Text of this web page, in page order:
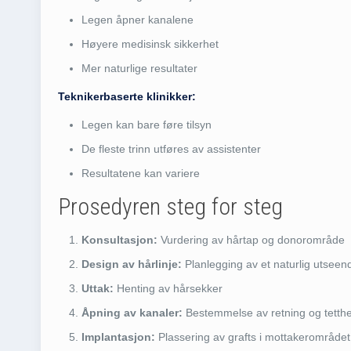
Legen åpner kanalene
Høyere medisinsk sikkerhet
Mer naturlige resultater
Teknikerbaserte klinikker:
Legen kan bare føre tilsyn
De fleste trinn utføres av assistenter
Resultatene kan variere
Prosedyren steg for steg
Konsultasjon: Vurdering av hårtap og donorområde
Design av hårlinje: Planlegging av et naturlig
Uttak: Henting av hårsekker
Åpning av kanaler: Bestemmelse av retning og
Implantasjon: Plassering av grafts i mottakerområdet